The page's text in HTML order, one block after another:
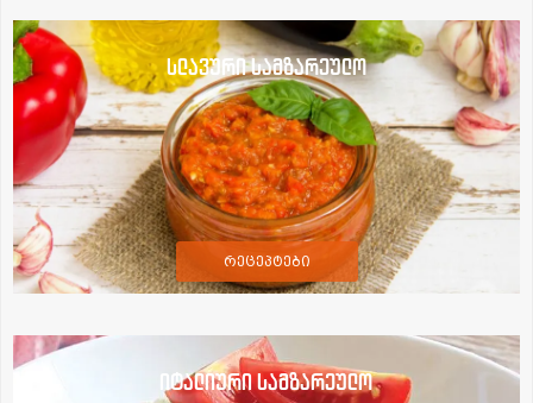
სლავური სამზარეულო
რეცეპტები
იტალიური სამზარეულო